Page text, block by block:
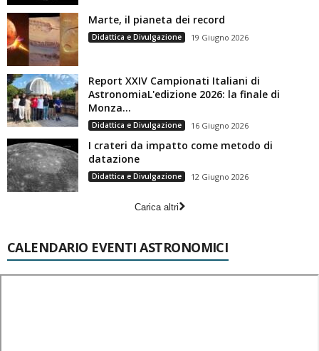
Marte, il pianeta dei record
Didattica e Divulgazione 19 Giugno 2026
Report XXIV Campionati Italiani di
AstronomiaL'edizione 2026: la finale di
Monza...
Didattica e Divulgazione 16 Giugno 2026
I crateri da impatto come metodo di
datazione
Didattica e Divulgazione 12 Giugno 2026
Carica altri
CALENDARIO EVENTI ASTRONOMICI